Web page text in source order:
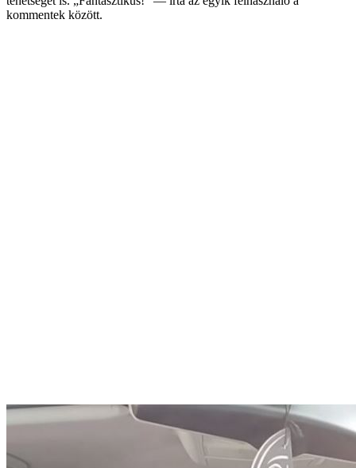
kommentek között.